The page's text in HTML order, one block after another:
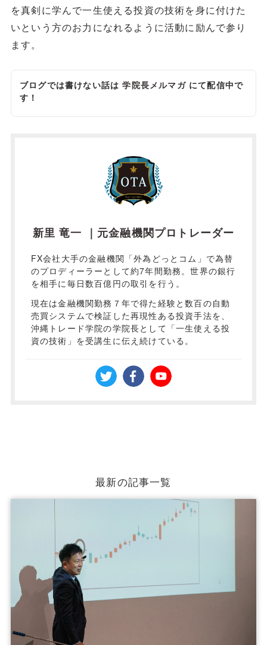
を真剣に学んで一生使える投資の技術を身に付けた
いという方のお力になれるように活動に励んで参り
ます。
ブログでは書けない話は学院長メルマガにて配信中で
す！
新里 竜一 ｜元金融機関プロトレーダー
FX会社大手の金融機関「外為どっとコム」で為替
のプロディーラーとして約7年間勤務。世界の銀行
を相手に毎日数百億円の取引を行う。
現在は金融機関勤務７年で得た経験と数百の自動
売買システムで検証した再現性ある投資手法を、
沖縄トレード学院の学院長として「一生使える投
資の技術」を受講生に伝え続けている。
最新の記事一覧